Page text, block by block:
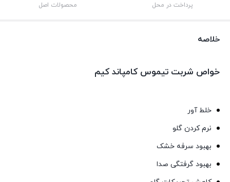
پرداخت در محل محصولات اصل
خلاصه
خواص شربت تیموس کامپاند کیم
خلط آور
نرم کردن گلو
بهبود سرفه خشک
بهبود گرفتگی صدا